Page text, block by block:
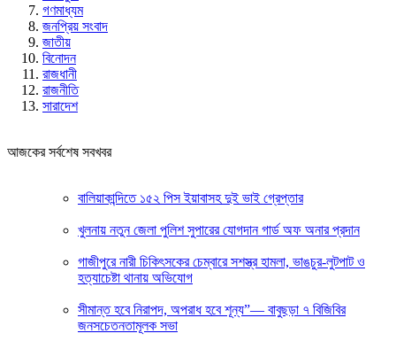
গণমাধ্যম
জনপ্রিয় সংবাদ
জাতীয়
বিনোদন
রাজধানী
রাজনীতি
সারাদেশ
আজকের সর্বশেষ সবখবর
বালিয়াকান্দিতে ১৫২ পিস ইয়াবাসহ দুই ভাই গ্রেপ্তার
খুলনায় নতুন জেলা পুলিশ সুপারের যোগদান গার্ড অফ অনার প্রদান
গাজীপুরে নারী চিকিৎসকের চেম্বারে সশস্ত্র হামলা, ভাঙচুর-লুটপাট ও
হত্যাচেষ্টা থানায় অভিযোগ
সীমান্ত হবে নিরাপদ, অপরাধ হবে শূন্য”— বাবুছড়া ৭ বিজিবির
জনসচেতনতামূলক সভা